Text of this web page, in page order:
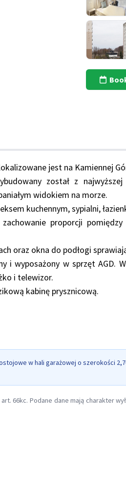
jest na Kamiennej
został z
widokiem na morze.
kuchennym, sypialni,
proporcji
oraz okna do podłogi
i wyposażony w sprzęt AGD.
i telewizor.
kabinę prysznicową.
w hali garażowej o szerokości
66kc. Podane dane mają charakter